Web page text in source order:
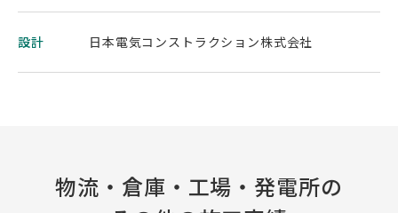
設計 日本電気コンストラクション株式会社
物流・倉庫・工場・発電所の